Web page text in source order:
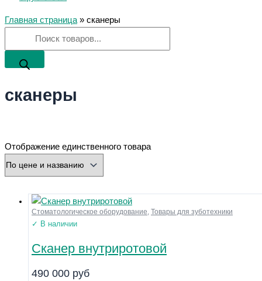
Главная страница » сканеры
сканеры
Бренд
Страна
Охлаждение
Нарезка
Отображение единственного товара
Стоматологическое оборудование, Товары для зуботехники
✓ В наличии
Сканер внутриротовой
490 000 руб